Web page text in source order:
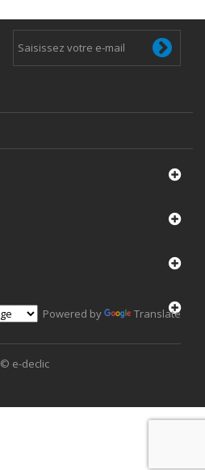
© e-declic
Powered by Translate